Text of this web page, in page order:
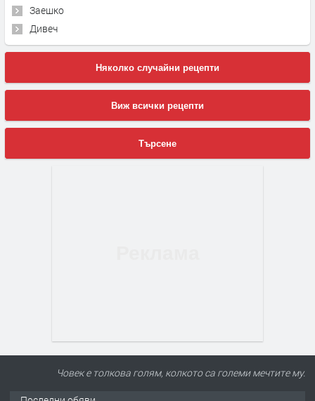
Заешко
Дивеч
Няколко случайни рецепти
Виж всички рецепти
Търсене
Човек е толкова голям, колкото са големи мечтите му.